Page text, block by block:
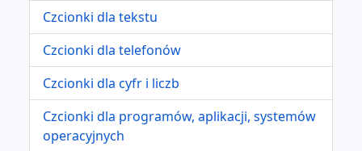
Czcionki dla tekstu
Czcionki dla telefonów
Czcionki dla cyfr i liczb
Czcionki dla programów, aplikacji, systemów
operacyjnych